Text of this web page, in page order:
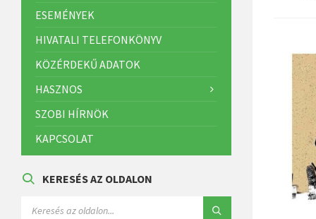
ESEMÉNYEK
HIVATALI TELEFONKÖNYV
KÖZÉRDEKŰ ADATOK
HASZNOS
SZOBI HÍRNÖK
KAPCSOLAT
KERESÉS AZ OLDALON